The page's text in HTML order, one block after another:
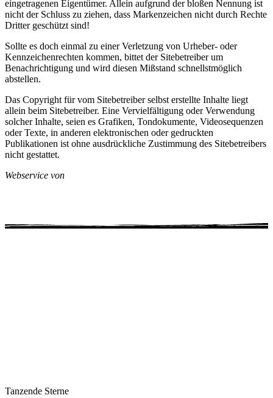
eingetragenen Eigentümer. Allein aufgrund der bloßen Nennung ist
nicht der Schluss zu ziehen, dass Markenzeichen nicht durch Rechte
Dritter geschützt sind!
Sollte es doch einmal zu einer Verletzung von Urheber- oder
Kennzeichenrechten kommen, bittet der Sitebetreiber um
Benachrichtigung und wird diesen Mißstand schnellstmöglich
abstellen.
Das Copyright für vom Sitebetreiber selbst erstellte Inhalte liegt
allein beim Sitebetreiber. Eine Vervielfältigung oder Verwendung
solcher Inhalte, seien es Grafiken, Tondokumente, Videosequenzen
oder Texte, in anderen elektronischen oder gedruckten
Publikationen ist ohne ausdrückliche Zustimmung des Sitebetreibers
nicht gestattet.
Webservice von
Tanzende Sterne